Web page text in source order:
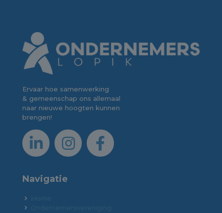
Ervaar hoe samenwerking
& gemeenschap ons allemaal
naar nieuwe hoogten kunnen
brengen!
Navigatie